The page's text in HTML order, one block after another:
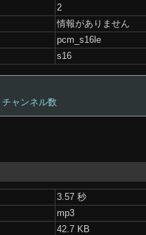
2
情報がありません
pcm_s16le
s16
ャンネル数
3.57 秒
mp3
42.7 KB